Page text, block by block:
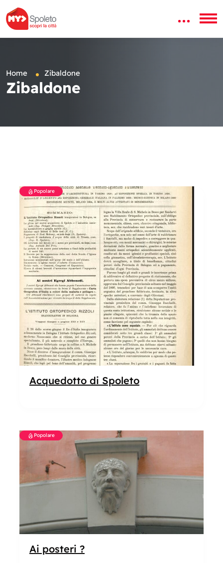
Home Zibaldone
Zibaldone
Popolare
Acquedotto di Spoleto
Popolare
Ai posteri ?